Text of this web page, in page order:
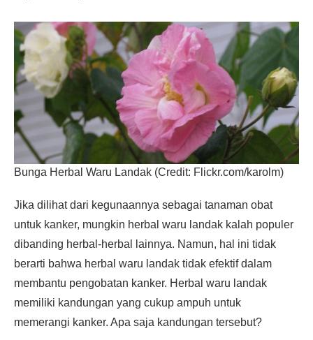
Bunga Herbal Waru Landak (Credit: Flickr.com/karolm)
Jika dilihat dari kegunaannya sebagai tanaman obat
untuk kanker, mungkin herbal waru landak kalah populer
dibanding herbal-herbal lainnya. Namun, hal ini tidak
berarti bahwa herbal waru landak tidak efektif dalam
membantu pengobatan kanker. Herbal waru landak
memiliki kandungan yang cukup ampuh untuk
memerangi kanker. Apa saja kandungan tersebut?